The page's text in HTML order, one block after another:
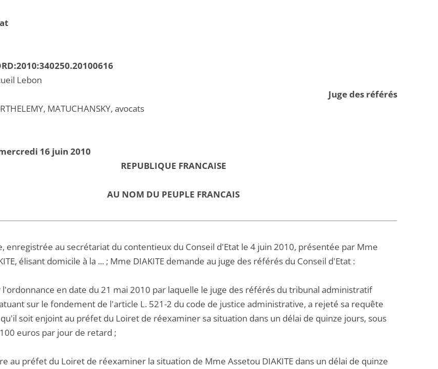
Lebon
Juge des référés
MATUCHANSKY, avocats
16 juin 2010
REPUBLIQUE FRANCAISE
AU NOM DU PEUPLE FRANCAIS
enregistrée au secrétariat du contentieux du Conseil d'Etat le 4 juin 2010, présentée par Mme
élisant domicile à la ... ; Mme DIAKITE demande au juge des référés du Conseil d'Etat :
l'ordonnance en date du 21 mai 2010 par laquelle le juge des référés du tribunal administratif
sur le fondement de l'article L. 521-2 du code de justice administrative, a rejeté sa requête
soit enjoint au préfet du Loiret de réexaminer sa situation dans un délai de quinze jours, sous
euros par jour de retard ;
au préfet du Loiret de réexaminer la situation de Mme Assetou DIAKITE dans un délai de quinze